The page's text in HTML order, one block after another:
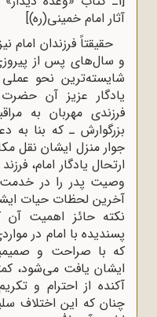
آثار امام خمینی(ره)]
حقیقتاً فرزندان
و سال‌های پس از
شایسته‌ترین نحو
یادگار عزیز آن
فرزندی مهربان به
بزرگوارش ـ که بنا
جوار منزل ایشان نقل
ارتحال یادگار امام،
وصیت پدر را در خدمت
آخرین لحظات حیات
نکته حائز اهمیت آن
پسندیده با امام در
که با صراحت و
ایشان یافت می‌شود،
آکنده از احترام و
چنان که این اختلاف